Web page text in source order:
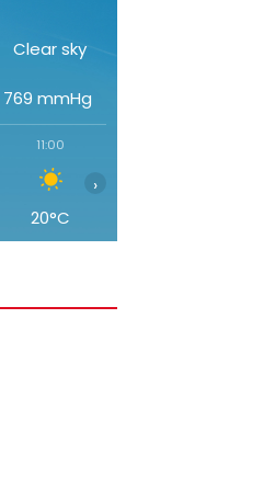
Clear sky
769 mmHg
11:00
20°C
›